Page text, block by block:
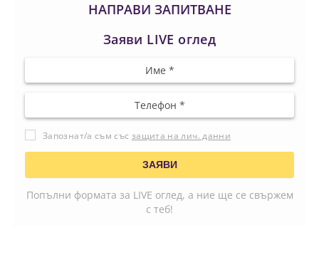
НАПРАВИ ЗАПИТВАНЕ
Заяви LIVE оглед
Запознат/а съм със защита на лич. данни
Попълни формата за LIVE оглед, а ние ще се свържем
с теб!